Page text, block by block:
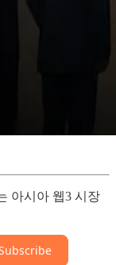
아시아 웹3 시장